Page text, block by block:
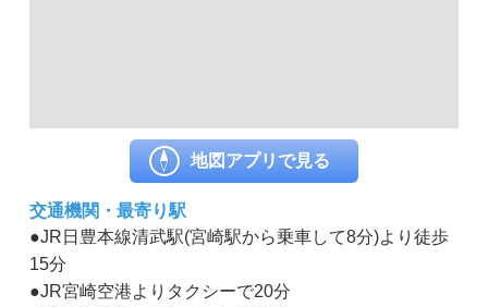
地図アプリで見る
交通機関・最寄り駅
●JR日豊本線清武駅(宮崎駅から乗車して8分)より徒歩
15分
●JR宮崎空港よりタクシーで20分